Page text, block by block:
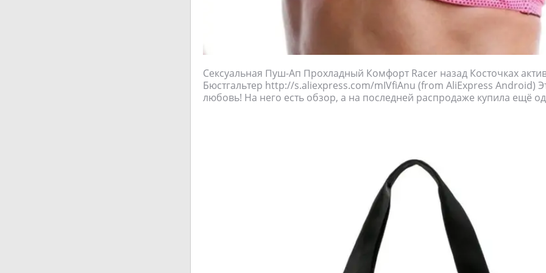
Сексуальная Пуш-Ап Прохладный Комфорт Racer назад Косточках
Бюстгальтер http://s.aliexpress.com/mIVfiAnu (from AliExpress Android)
любовь! На него есть обзор, а на последней распродаже купила ещё